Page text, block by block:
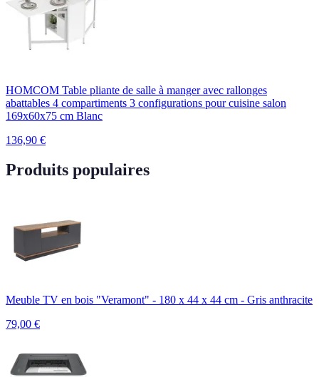
HOMCOM Table pliante de salle à manger avec rallonges
abattables 4 compartiments 3 configurations pour cuisine salon
169x60x75 cm Blanc
136,90 €
Produits populaires
Meuble TV en bois "Veramont" - 180 x 44 x 44 cm - Gris anthracite
79,00 €